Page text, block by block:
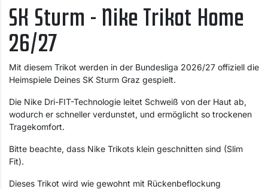
SK Sturm - Nike Trikot Home
26/27
Mit diesem Trikot werden in der Bundesliga 2026/27 offiziell die
Heimspiele Deines SK Sturm Graz gespielt.
Die Nike Dri-FIT-Technologie leitet Schweiß von der Haut ab,
wodurch er schneller verdunstet, und ermöglicht so trockenen
Tragekomfort.
Bitte beachte, dass Nike Trikots klein geschnitten sind (Slim
Fit).
Dieses Trikot wird wie gewohnt mit Rückenbeflockung